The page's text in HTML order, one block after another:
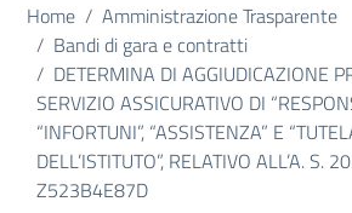
Home
Amministrazione Trasparente
Bandi di gara e contratti
DETERMINA DI AGGIUDICAZIONE
SERVIZIO ASSICURATIVO DI
“INFORTUNI”, “ASSISTENZA” E
DELL’ISTITUTO”, RELATIVO ALL’A. S.
Z523B4E87D